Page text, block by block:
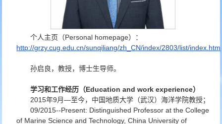
个人主页（Personal homepage）：
http://grzy.cug.edu.cn/sunqiliang/zh_CN/index/2803/list/index.htm
孙启良，教授，博士生导师。
学习和工作经历（Education and work experience）
2015年9月—至今，中国地质大学（武汉）海洋学院教授；
09/2015--Present: Distinguished Professor at the College
of Marine Science and Technology, China University of